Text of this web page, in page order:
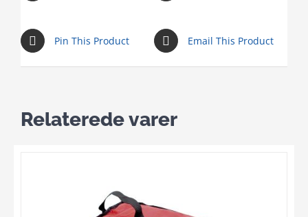
Pin This Product Email This Product
Relaterede varer